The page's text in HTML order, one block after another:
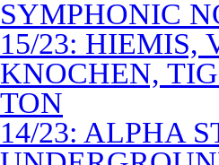
SYMPHONIC
15/23: HIEMIS,
KNOCHEN,
TON
14/23: ALPHA